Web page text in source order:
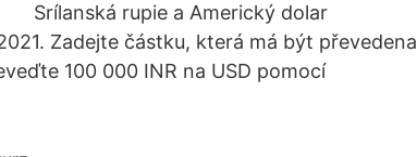
Srílanská rupie a Americký dolar
Zadejte částku, která má být převedena
100 000 INR na USD pomocí